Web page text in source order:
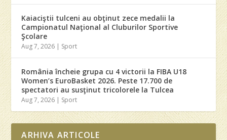
Kaiaciştii tulceni au obţinut zece medalii la
Campionatul Naţional al Cluburilor Sportive
Şcolare
Aug 7, 2026 | Sport
România încheie grupa cu 4 victorii la FIBA U18
Women’s EuroBasket 2026. Peste 17.700 de
spectatori au susţinut tricolorele la Tulcea
Aug 7, 2026 | Sport
ARHIVA ARTICOLE